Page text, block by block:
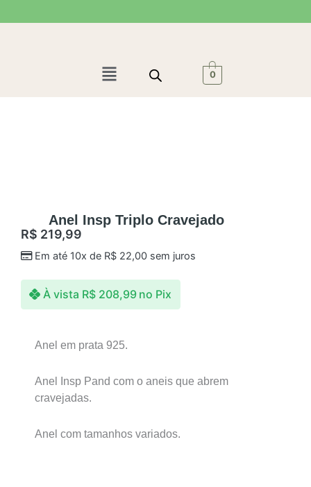
para
Menu 0
Anel Insp Triplo Cravejado
R$ 219,99
Em até 10x de R$22,00sem juros
À vista R$208,99 no Pix
Anel em prata 925.
Anel Insp Pand com o aneis que abrem
cravejadas.
Anel com tamanhos variados.